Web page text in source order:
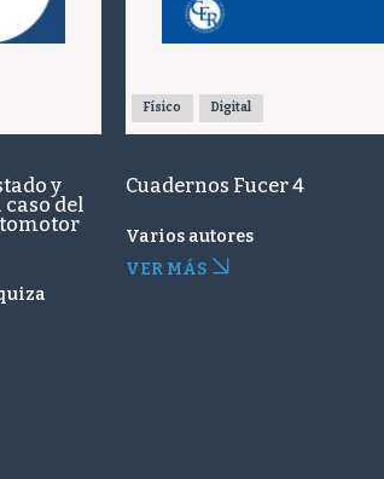
y
del
Físico Digital
Cuadernos Fucer 4
Varios autores
VER MÁS